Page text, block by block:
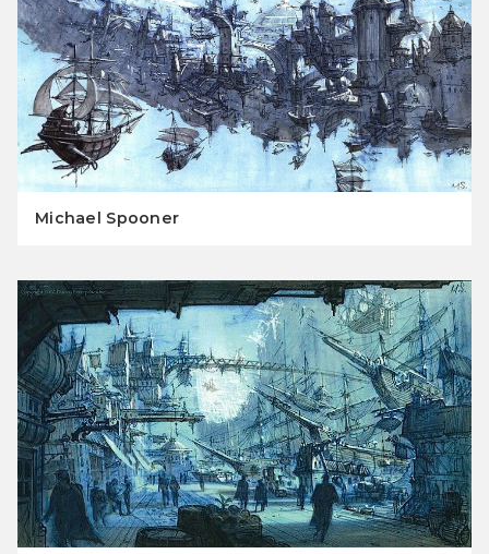
Michael Spooner